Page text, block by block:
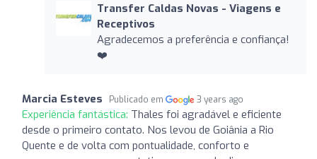
Transfer Caldas Novas - Viagens e
Receptivos
Agradecemos a preferência e confiança!
❤️
Marcia Esteves Publicado em 3 years ago
Experiência fantástica: Thales foi agradável e eficiente
desde o primeiro contato. Nos levou de Goiânia a Rio
Quente e de volta com pontualidade, conforto e